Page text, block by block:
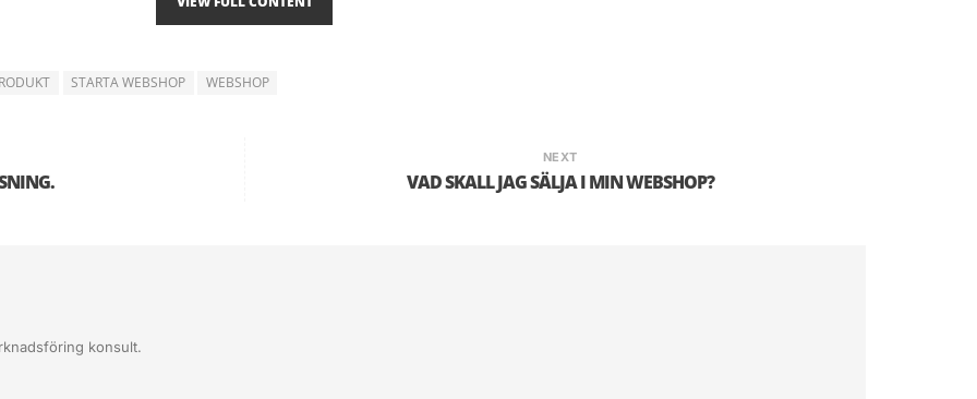
kort, PayPal, direktbetalning etc.)
STARTA WEBSHOP WEBSHOP
NEXT
VAD SKALL JAG SÄLJA I MIN WEBSHOP?
konsult.